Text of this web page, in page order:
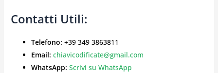
Contatti Utili:
Telefono: +39 349 3863811
Email: chiavicodificate@gmail.com
WhatsApp: Scrivi su WhatsApp